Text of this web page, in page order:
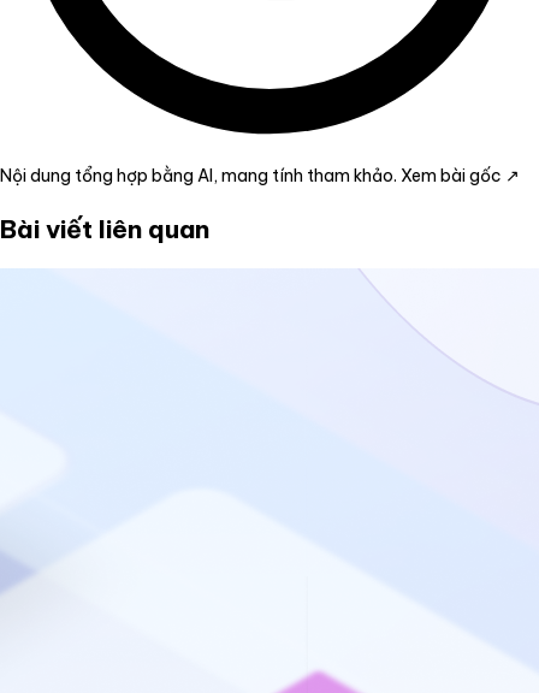
Nội dung tổng hợp bằng AI, mang tính tham khảo. Xem bài gốc ↗
Bài viết liên quan